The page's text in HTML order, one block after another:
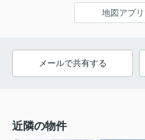
地図アプ
メールで共有する
近隣の物件